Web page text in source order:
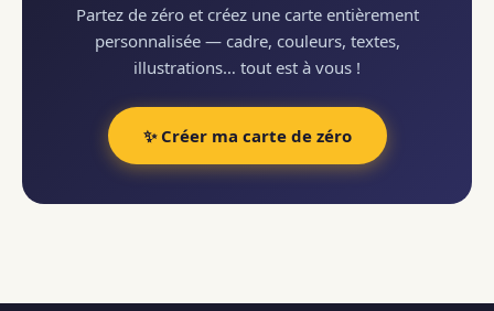
Partez de zéro et créez une carte entièrement
personnalisée — cadre, couleurs, textes,
illustrations… tout est à vous !
✨ Créer ma carte de zéro